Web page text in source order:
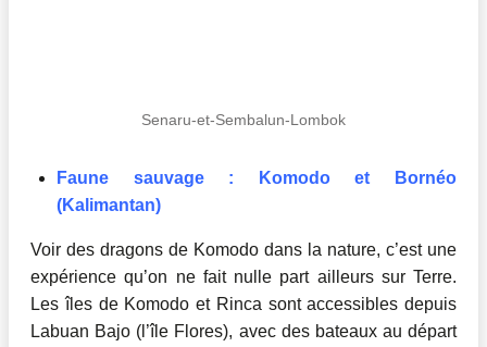
Senaru-et-Sembalun-Lombok
Faune sauvage : Komodo et Bornéo
(Kalimantan)
Voir des dragons de Komodo dans la nature, c’est une
expérience qu’on ne fait nulle part ailleurs sur Terre.
Les îles de Komodo et Rinca sont accessibles depuis
Labuan Bajo (l’île Flores), avec des bateaux au départ